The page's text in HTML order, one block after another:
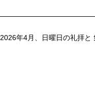
2026年4月、日曜日の礼拝と